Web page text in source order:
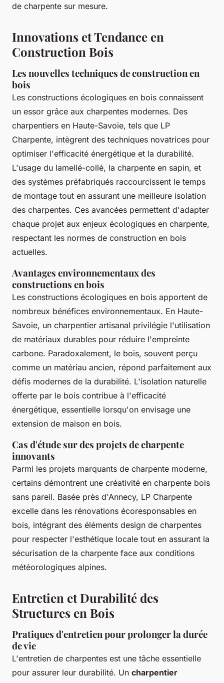
de charpente sur mesure.
Innovations et Tendance en
Construction Bois
Les nouvelles techniques de construction en
bois
Les constructions écologiques en bois connaissent
un essor grâce aux charpentes modernes. Des
charpentiers en Haute-Savoie, tels que LP
Charpente, intègrent des techniques novatrices pour
optimiser l'efficacité énergétique et la durabilité.
L'usage du lamellé-collé, la charpente en sapin, et
des systèmes préfabriqués raccourcissent le temps
de montage tout en assurant une meilleure isolation
des charpentes. Ces avancées permettent d'adapter
chaque projet aux enjeux écologiques en charpente,
respectant les normes de construction en bois
actuelles.
Avantages environnementaux des
constructions en bois
Les constructions écologiques en bois apportent de
nombreux bénéfices environnementaux. En Haute-
Savoie, un charpentier artisanal privilégie l'utilisation
de matériaux durables pour réduire l'empreinte
carbone. Paradoxalement, le bois, souvent perçu
comme un matériau ancien, répond parfaitement aux
défis modernes de la durabilité. L'isolation naturelle
offerte par le bois contribue à l'efficacité
énergétique, essentielle lorsqu'on envisage une
extension de maison en bois.
Cas d'étude sur des projets de charpente
innovants
Parmi les projets marquants de charpente moderne,
certains démontrent une créativité en charpente bois
sans pareil. Basée près d'Annecy, LP Charpente
excelle dans les rénovations écoresponsables en
bois, intégrant des éléments design de charpentes
pour respecter l'esthétique locale tout en assurant la
sécurisation de la charpente face aux conditions
météorologiques alpines.
Entretien et Durabilité des
Structures en Bois
Pratiques d'entretien pour prolonger la durée
de vie
L'entretien de charpentes est une tâche essentielle
pour assurer leur durabilité. Un charpentier